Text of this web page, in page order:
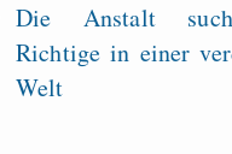
Die Anstalt
Richtige in einer
Welt